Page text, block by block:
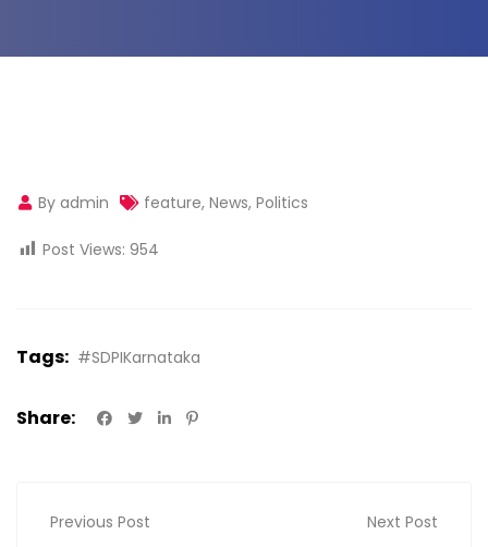
By admin feature, News, Politics
Post Views: 954
Tags: #SDPIKarnataka
Share:
Previous Post Next Post